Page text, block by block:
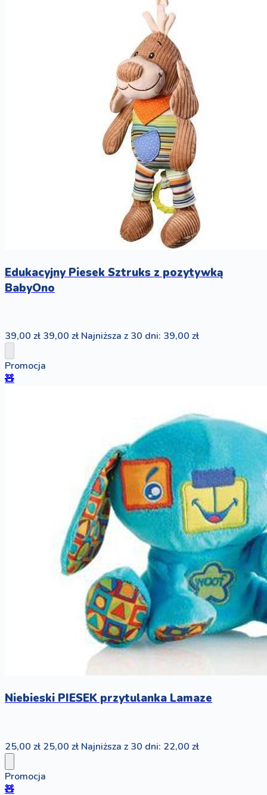
Edukacyjny Piesek Sztruks z pozytywką
BabyOno
39,00 zł 39,00 zł Najniższa z 30 dni: 39,00 zł
Promocja
🧸
Niebieski PIESEK przytulanka Lamaze
25,00 zł 25,00 zł Najniższa z 30 dni: 22,00 zł
Promocja
🧸